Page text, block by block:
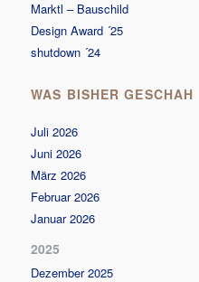
Marktl – Bauschild
Design Award ´25
shutdown ´24
WAS BISHER GESCHAH
Juli 2026
Juni 2026
März 2026
Februar 2026
Januar 2026
2025
Dezember 2025